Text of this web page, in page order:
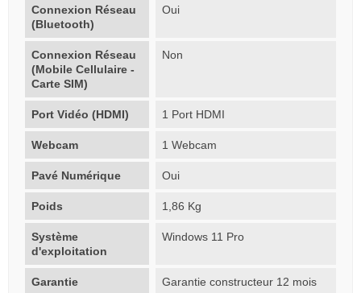
Connexion Réseau
(Bluetooth)
Oui
Connexion Réseau
(Mobile Cellulaire -
Carte SIM)
Non
Port Vidéo (HDMI) 1 Port HDMI
Webcam 1 Webcam
Pavé Numérique Oui
Poids 1,86 Kg
Système
d'exploitation
Windows 11 Pro
Garantie Garantie constructeur 12 mois